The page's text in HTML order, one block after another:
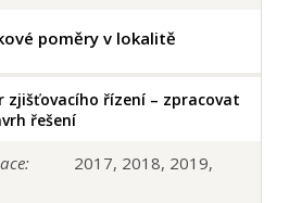
poměry v lokalitě
zjišťovacího řízení – zpracovat
řešení
2017, 2018, 2019,